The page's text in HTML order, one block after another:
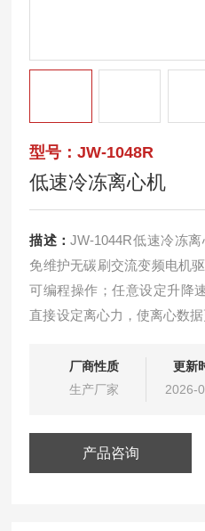
型号：JW-1048R
低速冷冻离心机
描述：JW-1044R低速冷冻
免维护无碳刷交流变频电机
可编程操作；任意设定升降
直接设定离心力，使离心数据更加
能，从室温到4℃，只需5分
厂商性质
生产厂家
更新
2026-
产品咨询